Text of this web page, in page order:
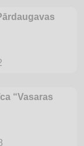
“Vasaras